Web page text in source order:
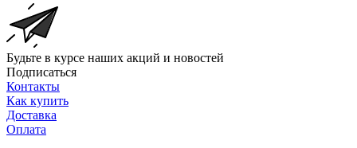
Будьте в курсе наших акций и новостей
Подписаться
Контакты
Как купить
Доставка
Оплата